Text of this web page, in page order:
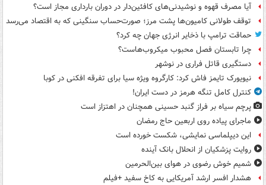
آیا مصرف قهوه و نوشیدنی‌های کافئین‌دار در دوران بارداری مجاز است؟
توقف طولانی کامیون‌ها پشت مرز؛ صورت‌حساب سنگینی که به اقتصاد می‌رسد
حماقت ترامپ با ذخایر انرژی جهان چه کرد؟
چرا تابستان فصل محبوب میکروب‌هاست؟
دستگیری قاتل فراری در نوشهر
نیویورک تایمز فاش کرد: کارگروه ویژه سیا برای تفرقه افکنی در کوبا
کنترل کامل تنگه هرمز در دست ایران!
پرچم سیاه بر فراز گنبد حسینی همچنان در اهتزاز است
ماجرای پیاده روی اربعین حاج رمضان
این دیپلماسی نمایشی، شکست خورده است
روایت پزشکیان از انحلال بانک آینده
شمیم خوش رضوی در هوای بین‌الحرمین
هشدار افسر ارشد آمریکایی به کاخ سفید +فیلم